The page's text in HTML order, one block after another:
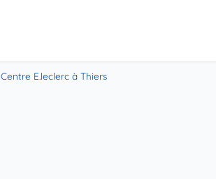
Centre E.leclerc à Thiers